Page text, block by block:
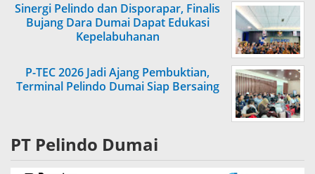
Sinergi Pelindo dan Disporapar, Finalis
Bujang Dara Dumai Dapat Edukasi
Kepelabuhanan
P-TEC 2026 Jadi Ajang Pembuktian,
Terminal Pelindo Dumai Siap Bersaing
PT Pelindo Dumai